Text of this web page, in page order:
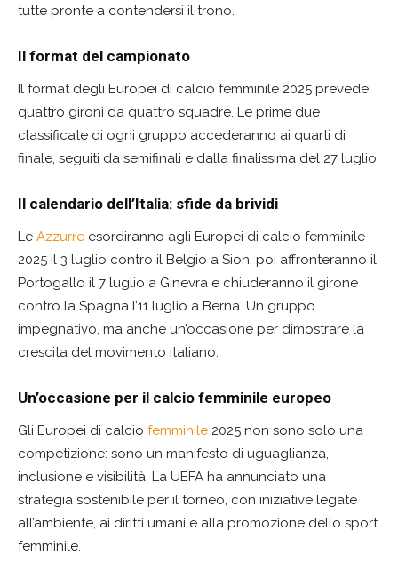
tutte pronte a contendersi il trono.
Il format del campionato
Il format degli Europei di calcio femminile 2025 prevede
quattro gironi da quattro squadre. Le prime due
classificate di ogni gruppo accederanno ai quarti di
finale, seguiti da semifinali e dalla finalissima del 27 luglio.
Il calendario dell’Italia: sfide da brividi
Le Azzurre esordiranno agli Europei di calcio femminile
2025 il 3 luglio contro il Belgio a Sion, poi affronteranno il
Portogallo il 7 luglio a Ginevra e chiuderanno il girone
contro la Spagna l’11 luglio a Berna. Un gruppo
impegnativo, ma anche un’occasione per dimostrare la
crescita del movimento italiano.
Un’occasione per il calcio femminile europeo
Gli Europei di calcio femminile 2025 non sono solo una
competizione: sono un manifesto di uguaglianza,
inclusione e visibilità. La UEFA ha annunciato una
strategia sostenibile per il torneo, con iniziative legate
all’ambiente, ai diritti umani e alla promozione dello sport
femminile.